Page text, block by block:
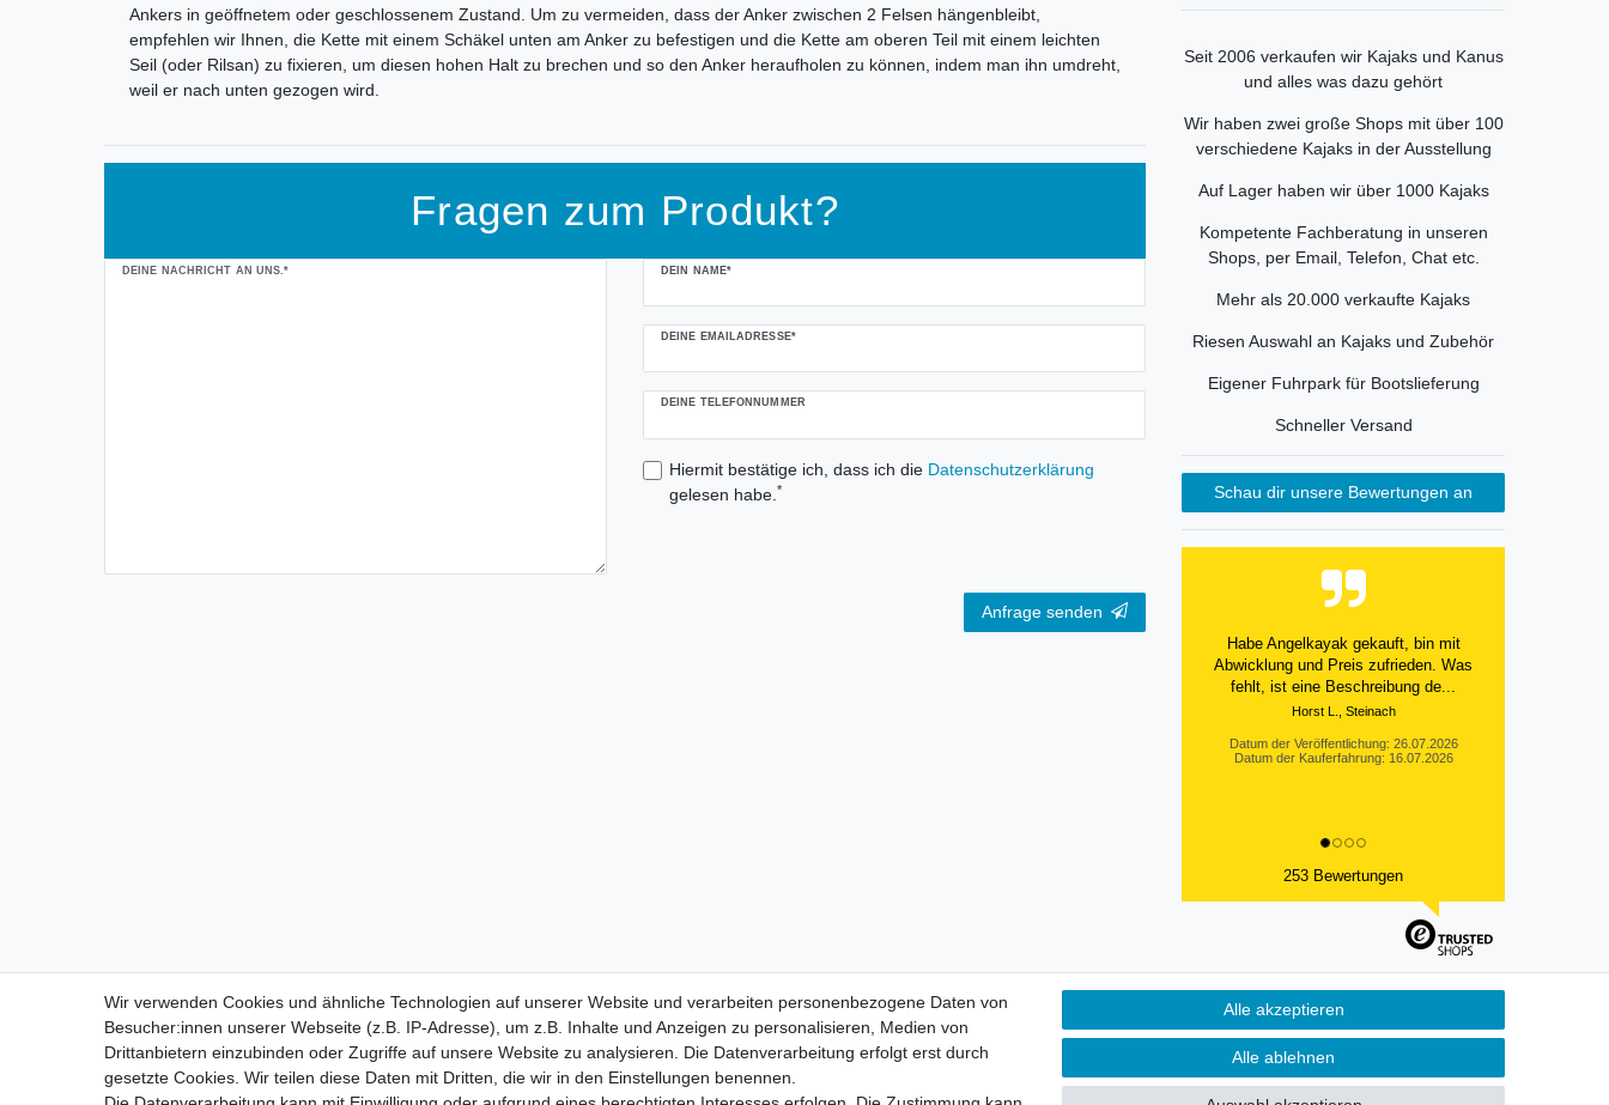
Ankers in geöffnetem oder geschlossenem Zustand. Um zu vermeiden, dass der Anker zwischen 2 Felsen hängenbleibt,
empfehlen wir Ihnen, die Kette mit einem Schäkel unten am Anker zu befestigen und die Kette am oberen Teil mit einem leichten
Seil (oder Rilsan) zu fixieren, um diesen hohen Halt zu brechen und so den Anker heraufholen zu können, indem man ihn umdreht,
weil er nach unten gezogen wird.
Fragen zum Produkt?
DEINE NACHRICHT AN UNS.* DEIN NAME*
DEINE EMAILADRESSE*
DEINE TELEFONNUMMER
Hiermit bestätige ich, dass ich die Daten­schutz­erklärung
gelesen habe. *
Ceres::Template.mailFormHoneypotLabel
Anfrage senden
Seit 2006 verkaufen wir Kajaks und Kanus
und alles was dazu gehört
Wir haben zwei große Shops mit über 100
verschiedene Kajaks in der Ausstellung
Auf Lager haben wir über 1000 Kajaks
Kompetente Fachberatung in unseren
Shops, per Email, Telefon, Chat etc.
Mehr als 20.000 verkaufte Kajaks
Riesen Auswahl an Kajaks und Zubehör
Eigener Fuhrpark für Bootslieferung
Schneller Versand
Schau dir unsere Bewertungen an
Habe Angelkayak gekauft, bin mit
Abwicklung und Preis zufrieden. Was
fehlt, ist eine Beschreibung de...
Horst L., Steinach
Datum der Veröffentlichung: 26.07.2026
Datum der Kauferfahrung: 16.07.2026
253 Bewertungen
Impressum Daten­schutz­erklärung AGB Widerrufs­recht Vertrag widerrufen
Wir verwenden Cookies und ähnliche Technologien auf unserer Website und verarbeiten personenbezogene Daten von
Besucher:innen unserer Webseite (z.B. IP-Adresse), um z.B. Inhalte und Anzeigen zu personalisieren, Medien von
Drittanbietern einzubinden oder Zugriffe auf unsere Website zu analysieren. Die Datenverarbeitung erfolgt erst durch
gesetzte Cookies. Wir teilen diese Daten mit Dritten, die wir in den Einstellungen benennen.
Alle akzeptieren
Alle ablehnen